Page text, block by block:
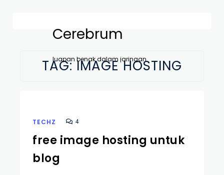
Cerebrum
luapan benak dalam jaringan
TAG:IMAGE HOSTING
TECHZ 4
free image hosting untuk
blog